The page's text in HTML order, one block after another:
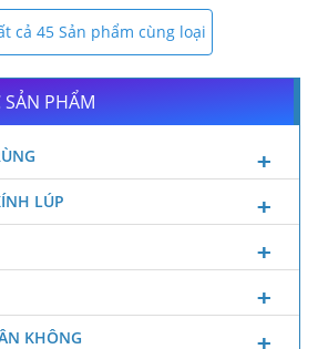
cả 45 Sản phẩm cùng loại
PHẨM
LÚP
KHÔNG